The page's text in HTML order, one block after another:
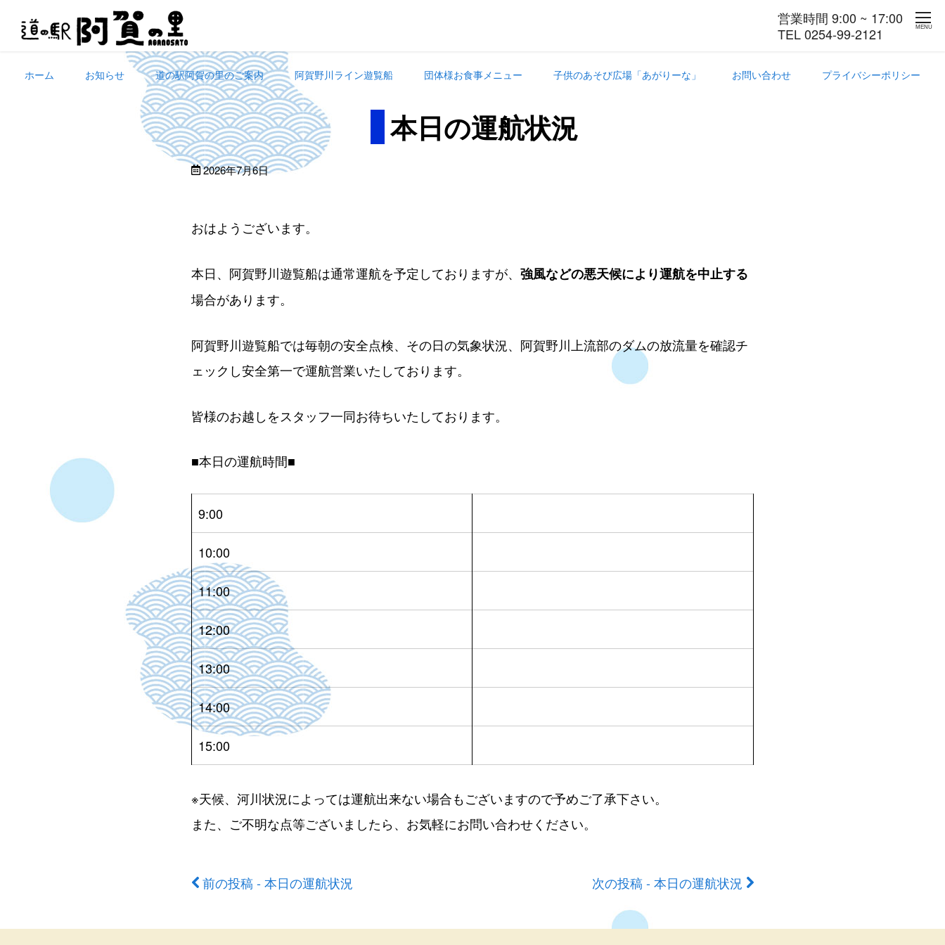
営業時間 9:00 ~ 17:00
TEL 0254-99-2121
MENU
ホーム お知らせ 道の駅阿賀の里のご案内 阿賀野川ライン遊覧船 団体様お食事メニュー 子供のあそび広場「あがりーな」 お問い合わせ プライバシーポリシー
本日の運航状況
2026年7月6日
おはようございます。
本日、阿賀野川遊覧船は通常運航を予定しておりますが、 強風などの悪天候により運航を中止する
場合があります。
阿賀野川遊覧船では毎朝の安全点検、その日の気象状況、阿賀野川上流部のダムの放流量を確認チ
ェックし安全第一で運航営業いたしております。
皆様のお越しをスタッフ一同お待ちいたしております。
■本日の運航時間■
9:00
10:00
11:00
12:00
13:00
14:00
15:00
※天候、河川状況によっては運航出来ない場合もございますので予めご了承下さい。
また、ご不明な点等ございましたら、お気軽にお問い合わせください。
前
後
前の投稿 - 本日の運航状況 次の投稿 - 本日の運航状況